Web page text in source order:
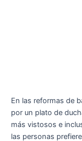
En las reformas de
por un plato de
más vistosos e
las personas